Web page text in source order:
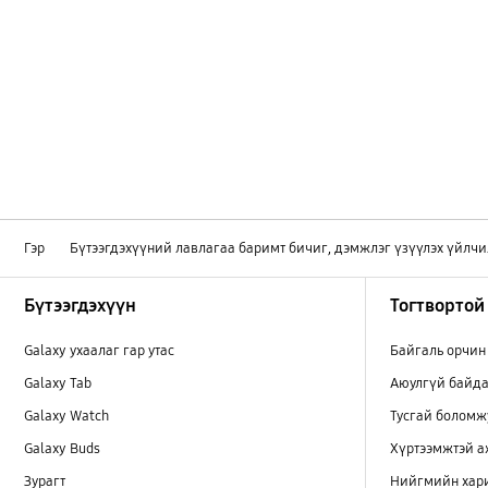
Гэр Бүтээгдэхүүний лавлагаа баримт бичиг, дэмжлэг үзүүлэх
Бүтээгдэхүүн
Galaxy ухаалаг гар утас
Galaxy Tab
Galaxy Watch
Galaxy Buds
Зурагт
Байгаль орчин
Аюулгүй
Тусгай
Хүртээмжтэй
Нийгмийн